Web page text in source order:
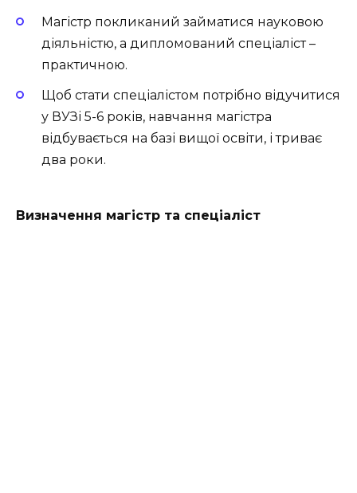
Магістр покликаний займатися науковою
діяльністю, а дипломований спеціаліст –
практичною.
Щоб стати спеціалістом потрібно відучитися
у ВУЗі 5-6 років, навчання магістра
відбувається на базі вищої освіти, і триває
два роки.
Визначення магістр та спеціаліст